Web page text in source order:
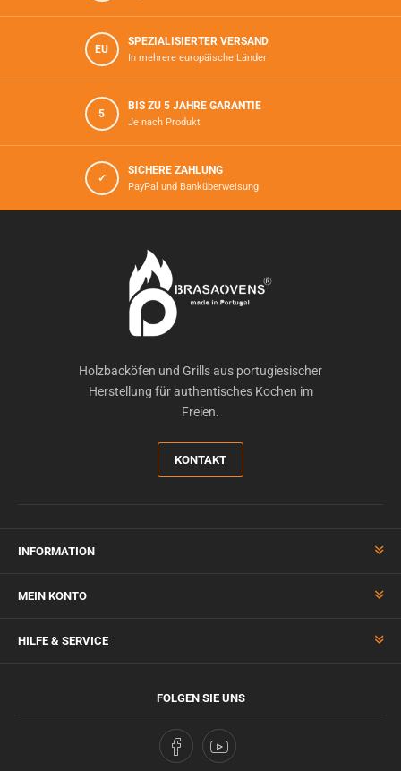
EU
SPEZIALISIERTER VERSAND
In mehrere europäische Länder
5
BIS ZU 5 JAHRE GARANTIE
Je nach Produkt
✓
SICHERE ZAHLUNG
PayPal und Banküberweisung
Holzbacköfen und Grills aus portugiesischer
Herstellung für authentisches Kochen im
Freien.
KONTAKT
INFORMATION
MEIN KONTO
HILFE & SERVICE
FOLGEN SIE UNS